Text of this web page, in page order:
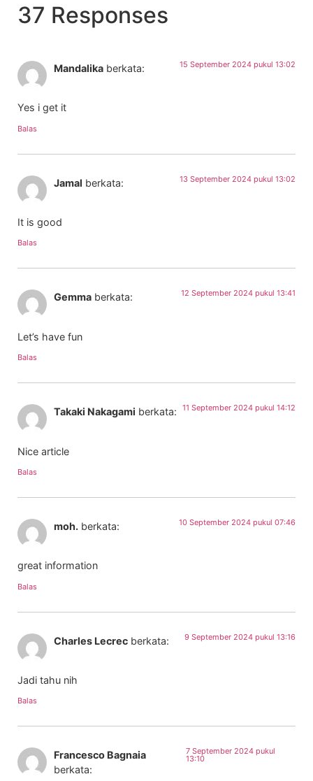
37 Responses
Mandalika berkata: 15 September 2024 pukul 13:02
Yes i get it
Balas
Jamal berkata: 13 September 2024 pukul 13:02
It is good
Balas
Gemma berkata: 12 September 2024 pukul 13:41
Let’s have fun
Balas
Takaki Nakagami berkata: 11 September 2024 pukul 14:12
Nice article
Balas
moh. berkata: 10 September 2024 pukul 07:46
great information
Balas
Charles Lecrec berkata: 9 September 2024 pukul 13:16
Jadi tahu nih
Balas
Francesco Bagnaia
berkata:
7 September 2024 pukul
13:10